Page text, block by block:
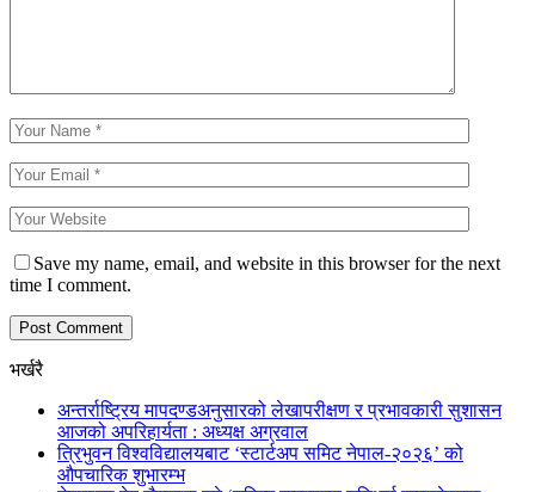
Save my name, email, and website in this browser for the next
time I comment.
भर्खरै
अन्तर्राष्ट्रिय मापदण्डअनुसारको लेखापरीक्षण र प्रभावकारी सुशासन
आजको अपरिहार्यता : अध्यक्ष अग्रवाल
त्रिभुवन विश्वविद्यालयबाट ‘स्टार्टअप समिट नेपाल-२०२६’ को
औपचारिक शुभारम्भ